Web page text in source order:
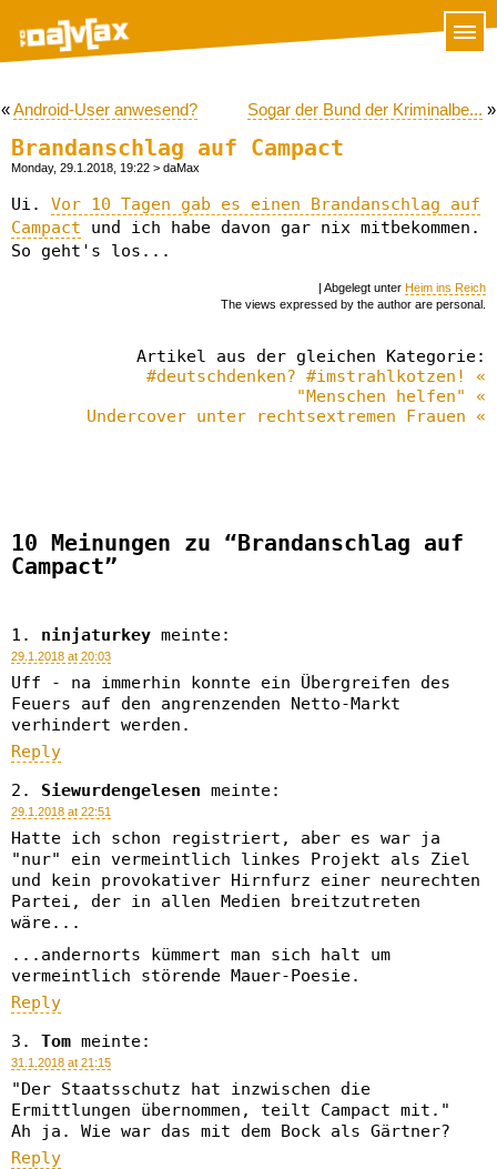
«Android-User anwesend? Sogar der Bund der Kriminalbe... »
Brandanschlag auf Campact
Monday, 29.1.2018, 19:22 > daMax
Ui. Vor 10 Tagen gab es einen Brandanschlag auf
Campact und ich habe davon gar nix mitbekommen.
So geht's los...
| Abgelegt unter Heim ins Reich
The views expressed by the author are personal.
Artikel aus der gleichen Kategorie:
#deutschdenken? #imstrahlkotzen! «
"Menschen helfen" «
Undercover unter rechtsextremen Frauen «
10 Meinungen zu “Brandanschlag auf
Campact”
ninjaturkey meinte:
29.1.2018 at 20:03
Uff - na immerhin konnte ein Übergreifen des
Feuers auf den angrenzenden Netto-Markt
verhindert werden.
Reply
Siewurdengelesen meinte:
29.1.2018 at 22:51
Hatte ich schon registriert, aber es war ja
"nur" ein vermeintlich linkes Projekt als Ziel
und kein provokativer Hirnfurz einer neurechten
Partei, der in allen Medien breitzutreten
wäre...
...andernorts kümmert man sich halt um
vermeintlich störende Mauer-Poesie.
Reply
Tom meinte:
31.1.2018 at 21:15
"Der Staatsschutz hat inzwischen die
Ermittlungen übernommen, teilt Campact mit."
Ah ja. Wie war das mit dem Bock als Gärtner?
Reply